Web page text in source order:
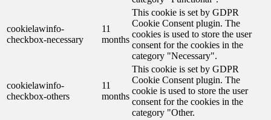
cookielawinfo-
checkbox-necessary
11
months
This cookie is set by GDPR
Cookie Consent plugin. The
cookies is used to store the user
consent for the cookies in the
category "Necessary".
cookielawinfo-
checkbox-others
11
months
This cookie is set by GDPR
Cookie Consent plugin. The
cookie is used to store the user
consent for the cookies in the
category "Other.